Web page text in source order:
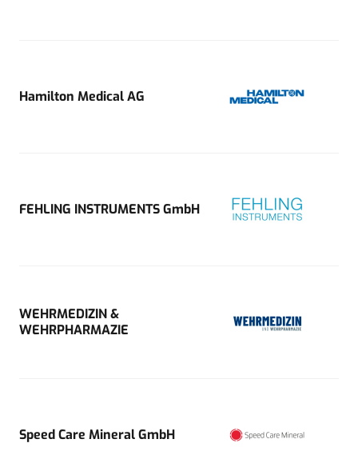
Hamilton Medical AG
FEHLING INSTRUMENTS GmbH
WEHRMEDIZIN &
WEHRPHARMAZIE
Speed Care Mineral GmbH